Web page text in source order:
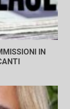
IN